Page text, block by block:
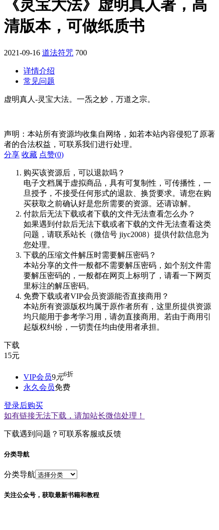
《灵宝大法》虚明真人著，高
清版本，可做纸质书
2021-09-16 道法符咒 700
详情介绍
常见问题
虚明真人-灵宝大法。一炁之妙，万道之宗。
声明：本站所有资源均收集自网络，如若本站内容侵犯了原著
者的合法权益，可联系我们进行处理。
分享 收藏 点赞(0)
购买该资源后，可以退款吗？
电子文档属于虚拟商品，具有可复制性，可传播性，一
旦授予，不接受任何形式的退款、换货要求。请您在购
买获取之前确认好是您所需要的资源。还请谅解。
付款后无法下载或者下载的文件无法查看怎么办？
如果遇到付款后无法下载或者下载的文件无法查看这类
问题，请联系站长（微信号 jiyc2008）提供付款信息为
您处理。
下载的压缩文件解压时需要解压密码？
本站分享的文件一般都不需要解压密码，如个别文件需
要解压密码的，一般都在网页上标明了，请看一下网页
里标注的解压密码。
免费下载或者VIP会员资源能否直接商用？
本站所有资源版权均属于原作者所有，这里所提供资源
均只能用于参考学习用，请勿直接商用。若由于商用引
起版权纠纷，一切责任均由使用者承担。
下载
15元
VIP会员9元6折
永久会员免费
登录后购买
如有链接无法下载，请加站长微信处理！
下载遇到问题？可联系客服或反馈
分类导航
分类导航
关注公众号，获取最新书籍和教程